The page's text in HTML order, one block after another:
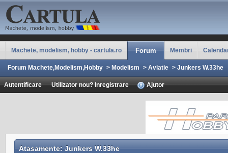
Machete, modelism, hobby - cartula.ro Forum Membri
Forum Machete,Modelism,Hobby > Modelism > Aviatie > Junkers W.33he
Autentificare Utilizator nou? Inregistrare Ajutor
Atasamente: Junkers W.33he